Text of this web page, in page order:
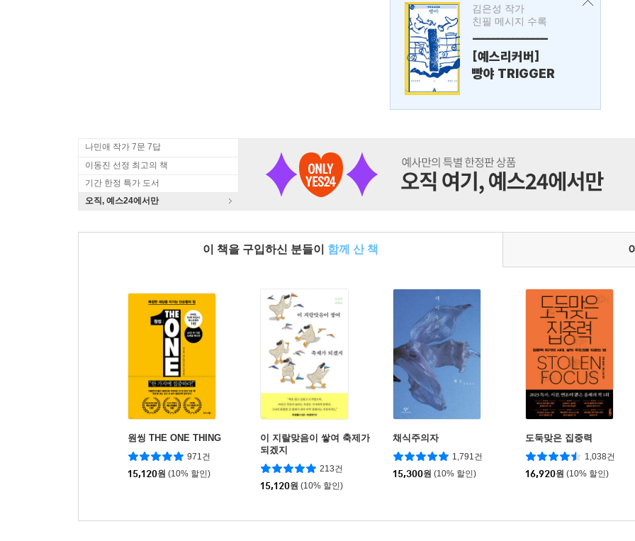
김은성 작가
친필 메시지 수록
---------------
[예스리커버]
빵야 TRIGGER
나민애 작가 7문 7답
이동진 선정 최고의 책
기간 한정 특가 도서
오직, 예스24에서만
이 책을 구입하신 분들이 함께 산 책
원씽 THE ONE THING
971건
15,120원 (10% 할인)
이 지랄맞음이 쌓여 축제가
되겠지
213건
15,120원 (10% 할인)
채식주의자
1,791건
15,300원 (10% 할인)
도둑맞은 집중력
1,038건
16,920원 (10% 할인)